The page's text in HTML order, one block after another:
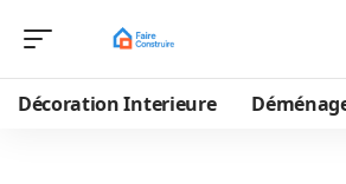
Décoration Interieure